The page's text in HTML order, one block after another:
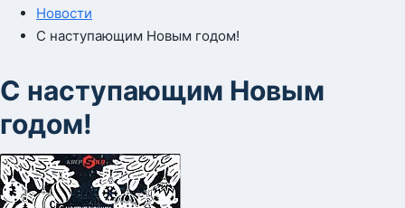
Новости
С наступающим Новым годом!
С наступающим Новым
годом!